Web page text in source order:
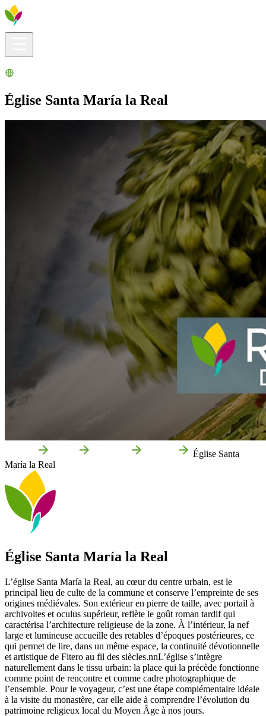
Église Santa María la Real
Église Santa
María la Real
Église Santa María la Real
L’église Santa María la Real, au cœur du centre urbain, est le
principal lieu de culte de la commune et conserve l’empreinte de ses
origines médiévales. Son extérieur en pierre de taille, avec portail à
archivoltes et oculus supérieur, reflète le goût roman tardif qui
caractérisa l’architecture religieuse de la zone. À l’intérieur, la nef
large et lumineuse accueille des retables d’époques postérieures, ce
qui permet de lire, dans un même espace, la continuité dévotionnelle
et artistique de Fitero au fil des siècles.nnL’église s’intègre
naturellement dans le tissu urbain: la place qui la précède fonctionne
comme point de rencontre et comme cadre photographique de
l’ensemble. Pour le voyageur, c’est une étape complémentaire idéale
à la visite du monastère, car elle aide à comprendre l’évolution du
patrimoine religieux local du Moyen Âge à nos jours.